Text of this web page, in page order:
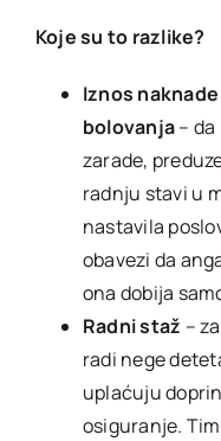
Koje su to razlike?
Iznos
bolovanja–
zarade,
radnju stavi u
nastavila
obavezi da
ona dobija
Radni staž –
radi nege
uplaćuju
osiguranje.